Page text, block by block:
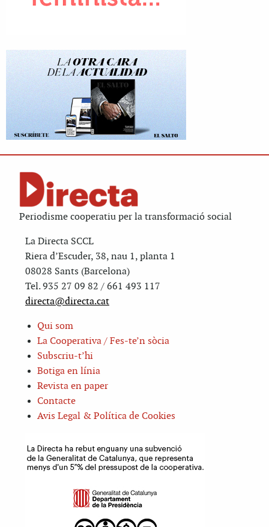
Periodisme cooperatiu per la transformació social
La Directa SCCL
Riera d’Escuder, 38, nau 1, planta 1
08028 Sants (Barcelona)
Tel. 935 27 09 82 / 661 493 117
directa@directa.cat
Qui som
La Cooperativa / Fes-te’n sòcia
Subscriu-t’hi
Botiga en línia
Revista en paper
Contacte
Avis Legal & Política de Cookies